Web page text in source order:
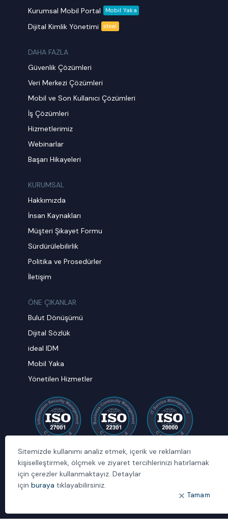
Kurumsal Mobil Portal
Mobil Yaka
Dijital Kimlik Yönetimi ideal
DAHA FAZLA
Güvenlik Çözümleri
Veri Merkezi Çözümleri
Mobil ve Son Kullanıcı Çözümleri
İş Çözümleri
Hizmetlerimiz
Webinarlar
Başarı Hikayeleri
KURUMSAL
Hakkımızda
İnsan Kaynakları
Müşteri Şikayet Formu
Sürdürülebilirlik
Politika ve Prosedürler
İletişim
ÖNE ÇIKANLAR
Bulut Dönüşümü
Dijital Sözlük
ideal IDM
Mobil Yaka
Yönetilen Hizmetler
Sitemizde kullanımı analiz etmek, içerik ve reklamları
kişiselleştirmek, ölçmek ve ziyaret tercihlerinizi hatırlamak
için çerezler kullanmaktayız. Detaylar
için buraya tıklayabilirsiniz.
Tamam